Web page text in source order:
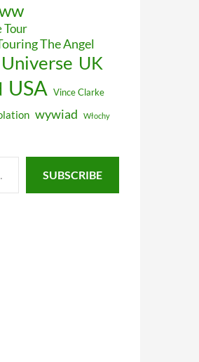
Tour
The Angel
UK
USA Vince Clarke
wywiad Włochy
SUBSCRIBE